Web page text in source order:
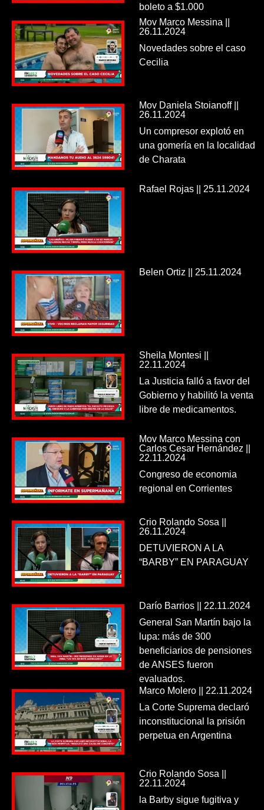
boleto a $1.000
Mov Marco Messina ||
26.11.2024
Novedades sobre el caso
Cecilia
Mov Daniela Stoianoff ||
26.11.2024
Un compresor explotó en
una gomería en la localidad
de Charata
Rafael Rojas || 25.11.2024
Belen Ortiz || 25.11.2024
Sheila Montesi ||
22.11.2024
La Justicia falló a favor del
Gobierno y habilitó la venta
libre de medicamentos.
Mov Marco Messina con
Carlos Cesar Hernández ||
22.11.2024
Congreso de economia
regional en Corrientes
Crio Rolando Sosa ||
26.11.2024
DETUVIERON A LA
“BARBY” EN PARAGUAY
Darío Barrios || 22.11.2024
General San Martín bajo la
lupa: más de 300
beneficiarios de pensiones
de ANSES fueron
evaluados.
Marco Molero || 22.11.2024
La Corte Suprema declaró
inconstitucional la prisión
perpetua en Argentina
Crio Rolando Sosa ||
22.11.2024
la Barby sigue fugitiva y